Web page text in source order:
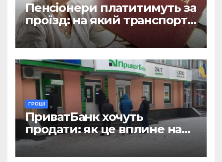
Пенсіонери платитимуть за
проїзд: на який транспорт
не діятиме пільга
ГРОШІ
ПриватБанк хочуть
продати: як це вплине на
отримання зарплат, пенсій
і стипендій